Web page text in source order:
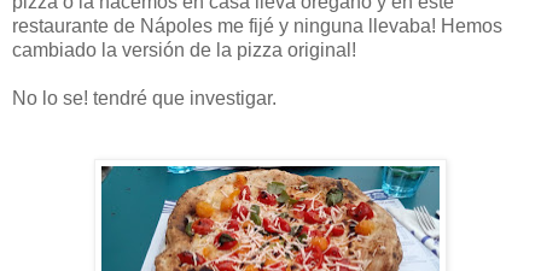
restaurante de Nápoles me fijé y ninguna llevaba! Hemos
cambiado la versión de la pizza original!
No lo se! tendré que investigar.